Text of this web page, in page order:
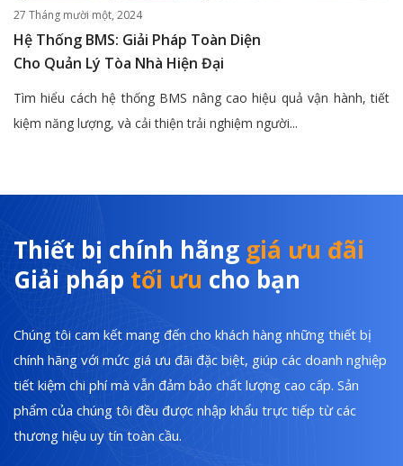
27 Tháng mười một, 2024
Hệ Thống BMS: Giải Pháp Toàn Diện
Cho Quản Lý Tòa Nhà Hiện Đại
Tìm hiểu cách hệ thống BMS nâng cao hiệu quả vận hành, tiết
kiệm năng lượng, và cải thiện trải nghiệm người...
Thiết bị chính hãng giá ưu đãi
Giải pháp tối ưu cho bạn
Chúng tôi cam kết mang đến cho khách hàng những thiết bị
chính hãng với mức giá ưu đãi đặc biệt, giúp các doanh nghiệp
tiết kiệm chi phí mà vẫn đảm bảo chất lượng cao cấp. Sản
phẩm của chúng tôi đều được nhập khẩu trực tiếp từ các
thương hiệu uy tín toàn cầu.